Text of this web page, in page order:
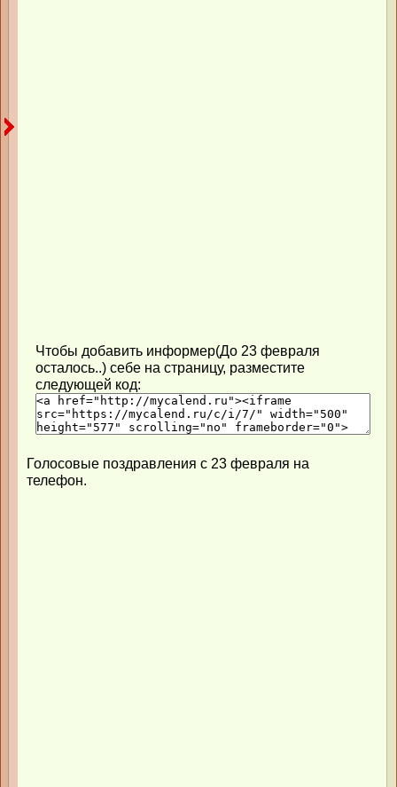
Чтобы добавить информер(До 23 февраля
осталось..) себе на страницу, разместите
следующей код:
Голосовые поздравления с 23 февраля на
телефон.